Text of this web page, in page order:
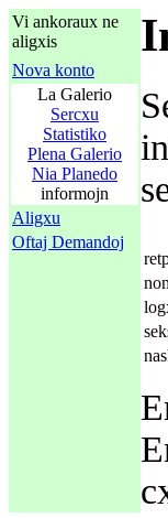
Vi ankoraux ne
aligxis
Nova konto
La Galerio
Sercxu
Statistiko
Plena Galerio
Nia Planedo
informojn
Aligxu
Oftaj Demandoj